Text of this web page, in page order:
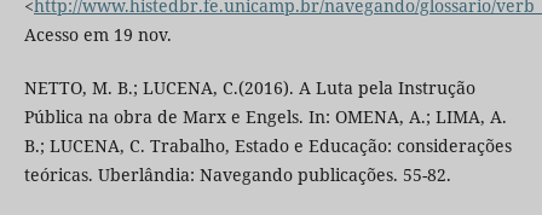
<http://www.histedbr.fe.unicamp.br/navegando/glossario/
Acesso em 19 nov.
NETTO, M. B.; LUCENA, C.(2016). A Luta pela Instrução
Pública na obra de Marx e Engels. In: OMENA, A.; LIMA, A.
B.; LUCENA, C. Trabalho, Estado e Educação: considerações
teóricas. Uberlândia: Navegando publicações. 55-82.